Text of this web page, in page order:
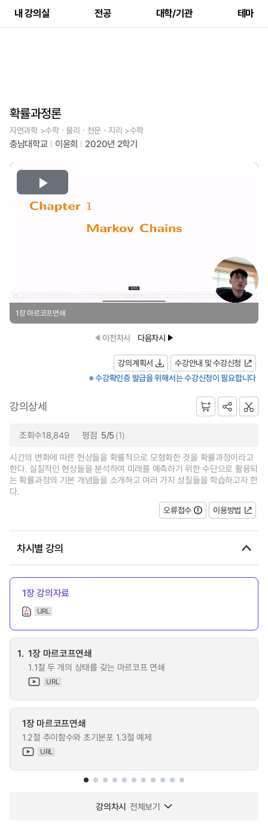
내 강의실 전공 대학/기관 테마
확률과정론
자연과학 >수학ㆍ물리ㆍ천문ㆍ지리 >수학
충남대학교 이윤희 2020년 2학기
Play
Video
1장 마르코프연쇄
이전차시 다음차시
강의계획서
수강안내 및 수강신청
※ 수강확인증 발급을 위해서는 수강신청이 필요합니다
강의상세
조회수18,849 평점 5/5 (1)
시간의 변화에 따른 현상들을 확률적으로 모형화한 것을 확률과정이라고
한다. 실질적인 현상들을 분석하여 미래를 예측하기 위한 수단으로 활용되
는 확률과정의 기본 개념들을 소개하고 여러 가지 성질들을 학습하고자 한
다.
오류접수
이용방법
차시별 강의
1장 강의자료
URL
1. 1장 마르코프연쇄
1.1절 두 개의 상태를 갖는 마르코프 연쇄
URL
1장 마르코프연쇄
1.2절 추이함수와 초기분포 1.3절 예제
URL
강의차시 전체보기